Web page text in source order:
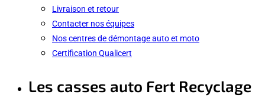
Livraison et retour
Contacter nos équipes
Nos centres de démontage auto et moto
Certification Qualicert
Les casses auto Fert Recyclage